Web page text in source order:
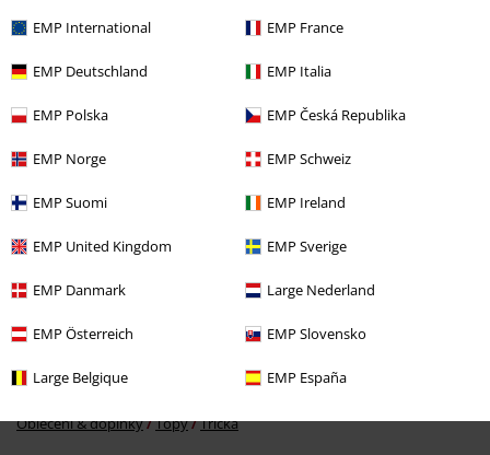
EMP International EMP France
EMP Deutschland EMP Italia
EMP Polska EMP Česká Republika
EMP Norge EMP Schweiz
EMP Suomi EMP Ireland
EMP United Kingdom EMP Sverige
EMP Danmark Large Nederland
EMP Österreich EMP Slovensko
Large Belgique EMP España
Naposledy navštívené
More categories. More options.
Oblečení & doplňky Topy Trička